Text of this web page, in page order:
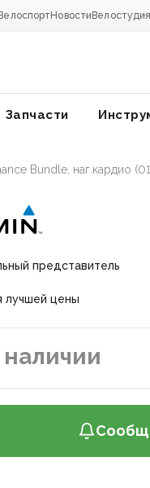
Новости Велостудия
Запчасти
Bundle, наг.кардио
представитель
лучшей цены